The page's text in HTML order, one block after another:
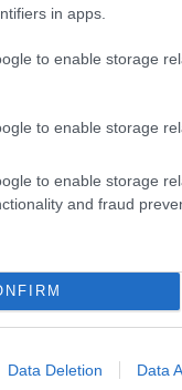
in apps.
to enable storage
to enable storage
to enable storage
and fraud
Data Deletion Data